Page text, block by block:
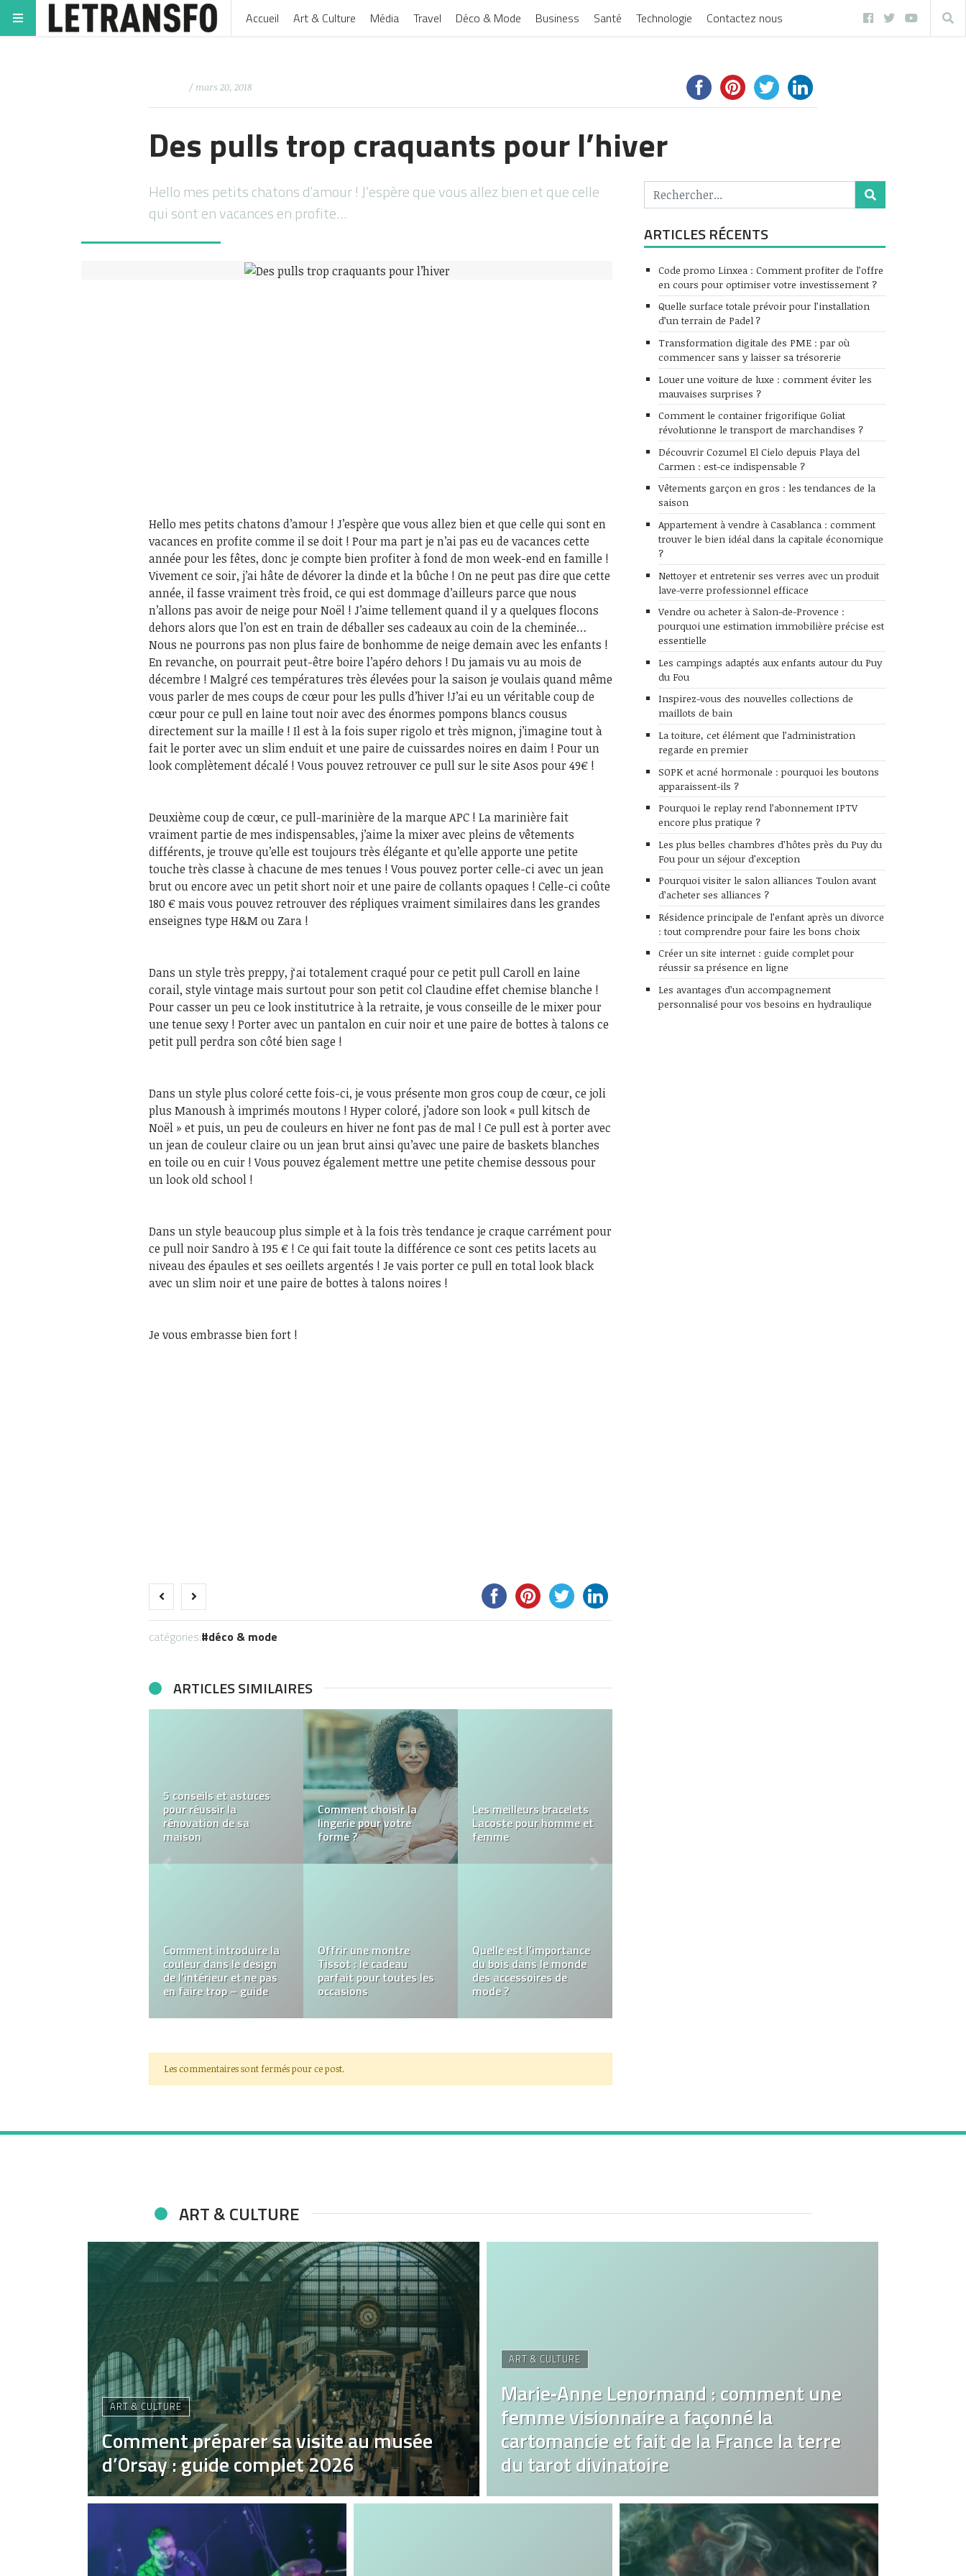
Accueil Art & Culture Média Travel Déco & Mode Business Santé Technologie Contactez nous
/ mars 20, 2018
Des pulls trop craquants pour l’hiver
Hello mes petits chatons d’amour ! J’espère que vous allez bien et que celle
qui sont en vacances en profite…
Hello mes petits chatons d’amour ! J’espère que vous allez bien et que celle qui sont en
vacances en profite comme il se doit ! Pour ma part je n’ai pas eu de vacances cette
année pour les fêtes, donc je compte bien profiter à fond de mon week-end en famille !
Vivement ce soir, j’ai hâte de dévorer la dinde et la bûche ! On ne peut pas dire que cette
année, il fasse vraiment très froid, ce qui est dommage d’ailleurs parce que nous
n’allons pas avoir de neige pour Noël ! J’aime tellement quand il y a quelques flocons
dehors alors que l’on est en train de déballer ses cadeaux au coin de la cheminée…
Nous ne pourrons pas non plus faire de bonhomme de neige demain avec les enfants !
En revanche, on pourrait peut-être boire l’apéro dehors ! Du jamais vu au mois de
décembre ! Malgré ces températures très élevées pour la saison je voulais quand même
vous parler de mes coups de cœur pour les pulls d’hiver !J’ai eu un véritable coup de
cœur pour ce pull en laine tout noir avec des énormes pompons blancs cousus
directement sur la maille ! Il est à la fois super rigolo et très mignon, j’imagine tout à
fait le porter avec un slim enduit et une paire de cuissardes noires en daim ! Pour un
look complètement décalé ! Vous pouvez retrouver ce pull sur le site Asos pour 49€ !
Deuxième coup de cœur, ce pull-marinière de la marque APC ! La marinière fait
vraiment partie de mes indispensables, j’aime la mixer avec pleins de vêtements
différents, je trouve qu’elle est toujours très élégante et qu’elle apporte une petite
touche très classe à chacune de mes tenues ! Vous pouvez porter celle-ci avec un jean
brut ou encore avec un petit short noir et une paire de collants opaques ! Celle-ci coûte
180 € mais vous pouvez retrouver des répliques vraiment similaires dans les grandes
enseignes type H&M ou Zara !
Dans un style très preppy, j‘ai totalement craqué pour ce petit pull Caroll en laine
corail, style vintage mais surtout pour son petit col Claudine effet chemise blanche !
Pour casser un peu ce look institutrice à la retraite, je vous conseille de le mixer pour
une tenue sexy ! Porter avec un pantalon en cuir noir et une paire de bottes à talons ce
petit pull perdra son côté bien sage !
Dans un style plus coloré cette fois-ci, je vous présente mon gros coup de cœur, ce joli
plus Manoush à imprimés moutons ! Hyper coloré, j’adore son look « pull kitsch de
Noël » et puis, un peu de couleurs en hiver ne font pas de mal ! Ce pull est à porter avec
un jean de couleur claire ou un jean brut ainsi qu’avec une paire de baskets blanches
en toile ou en cuir ! Vous pouvez également mettre une petite chemise dessous pour
un look old school !
Dans un style beaucoup plus simple et à la fois très tendance je craque carrément pour
ce pull noir Sandro à 195 € ! Ce qui fait toute la différence ce sont ces petits lacets au
niveau des épaules et ses oeillets argentés ! Je vais porter ce pull en total look black
avec un slim noir et une paire de bottes à talons noires !
Je vous embrasse bien fort !
catégories: déco & mode
ARTICLES SIMILAIRES
Des marqueurs adaptés
à tous les besoins
Comment rendre votre
intérieur chaleureux ?
appliquer du Béton Ciré
sur des carreaux de
cuisine existants
Explorez l’Héritage
Horloger avec les
Montres Rolex pour
Hommes
Rideau occultant :
comment et pourquoi le
choisir ?
Le come back du tailleur
femme
Les commentaires sont fermés pour ce post.
ARTICLES RÉCENTS
Code promo Linxea : Comment profiter de l’offre
en cours pour optimiser votre investissement ?
Quelle surface totale prévoir pour l’installation
d’un terrain de Padel ?
Transformation digitale des PME : par où
commencer sans y laisser sa trésorerie
Louer une voiture de luxe : comment éviter les
mauvaises surprises ?
Comment le container frigorifique Goliat
révolutionne le transport de marchandises ?
Découvrir Cozumel El Cielo depuis Playa del
Carmen : est-ce indispensable ?
Vêtements garçon en gros : les tendances de la
saison
Appartement à vendre à Casablanca : comment
trouver le bien idéal dans la capitale économique
?
Nettoyer et entretenir ses verres avec un produit
lave-verre professionnel efficace
Vendre ou acheter à Salon-de-Provence :
pourquoi une estimation immobilière précise est
essentielle
Les campings adaptés aux enfants autour du Puy
du Fou
Inspirez-vous des nouvelles collections de
maillots de bain
La toiture, cet élément que l’administration
regarde en premier
SOPK et acné hormonale : pourquoi les boutons
apparaissent-ils ?
Pourquoi le replay rend l’abonnement IPTV
encore plus pratique ?
Les plus belles chambres d’hôtes près du Puy du
Fou pour un séjour d’exception
Pourquoi visiter le salon alliances Toulon avant
d’acheter ses alliances ?
Résidence principale de l’enfant après un divorce
: tout comprendre pour faire les bons choix
Créer un site internet : guide complet pour
réussir sa présence en ligne
Les avantages d’un accompagnement
personnalisé pour vos besoins en hydraulique
ART & CULTURE
ART & CULTURE
Comment préparer sa visite au musée
d’Orsay : guide complet 2026
ART & CULTURE
Marie‑Anne Lenormand : comment une
femme visionnaire a façonné la
cartomancie et fait de la France la terre
du tarot divinatoire